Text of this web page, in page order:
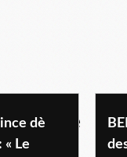
dè
« Le